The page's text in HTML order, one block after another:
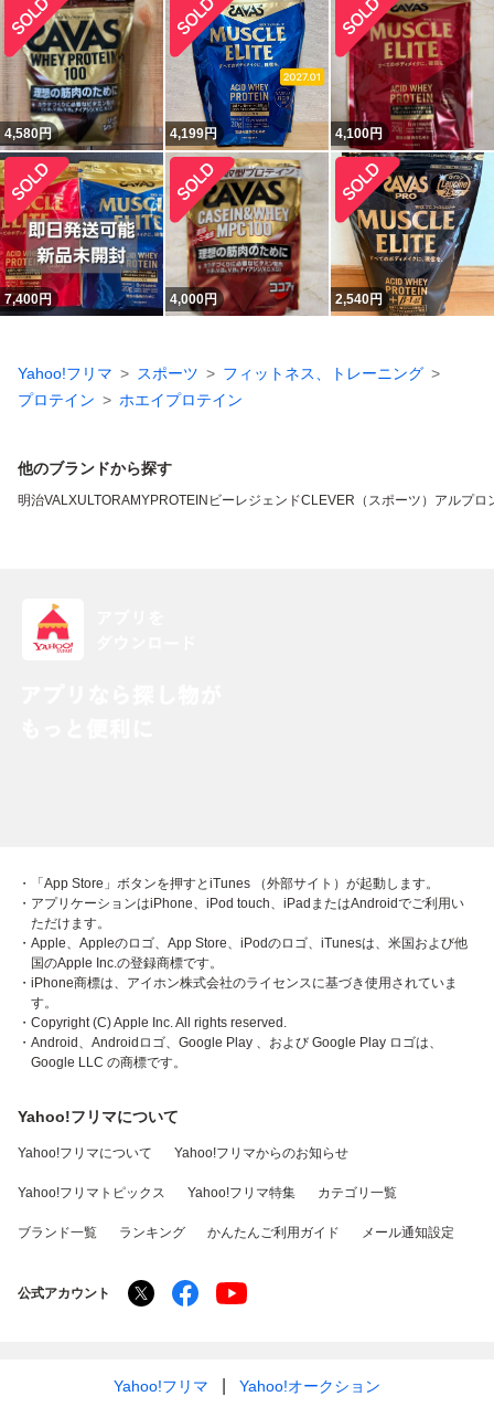
4,580円 4,199円 4,100円
7,400円 4,000円 2,540円
Yahoo!フリマ スポーツ
フィットネス、トレーニング
プロテイン
ホエイプロテイン
他のブランドから探す
明治VALXULTORAMYPROTEIN ビーレジェンドCLEVER（スポーツ） アルプロ
・「App Store」ボタンを押すとiTunes （外部サイト）が起動します。
・アプリケーションはiPhone、iPod touch、iPadまたはAndroidでご利用い
ただけます。
・Apple、Appleのロゴ、App Store、iPodのロゴ、iTunesは、米国および他
国のApple Inc.の登録商標です。
・iPhone商標は、アイホン株式会社のライセンスに基づき使用されていま
す。
・Copyright (C) Apple Inc. All rights reserved.
・Android、Androidロゴ、Google Play 、および Google Play ロゴは、
Google LLC の商標です。
Yahoo!フリマについて
Yahoo!フリマについて Yahoo!フリマからのお知らせ
Yahoo!フリマトピックス Yahoo!フリマ特集 カテゴリ一覧
ブランド一覧 ランキング かんたんご利用ガイド メール通知設定
公式アカウント
Yahoo!フリマ
Yahoo!オークション